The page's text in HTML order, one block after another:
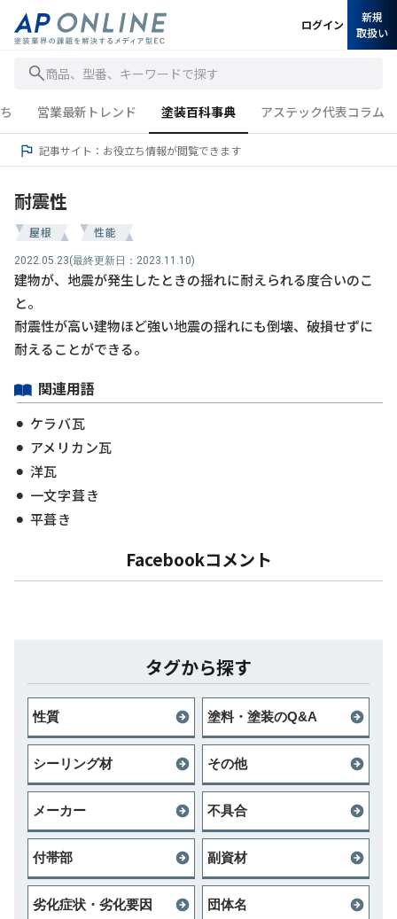
商品、型番、キーワードで探す
ログイン
新規
取扱い
営業最新トレンド 塗装百科事典 アステック代表コラム
記事サイト：お役立ち情報が閲覧できます
耐震性
屋根 性能
2022.05.23(最終更新日：2023.11.10)
建物が、地震が発生したときの揺れに耐えられる度合いのこ
と。
耐震性が高い建物ほど強い地震の揺れにも倒壊、破損せずに
耐えることができる。
関連用語
ケラバ瓦
アメリカン瓦
洋瓦
一文字葺き
平葺き
Facebookコメント
タグから探す
性質 塗料・塗装のQ&A
シーリング材 その他
メーカー 不具合
付帯部 副資材
劣化症状・劣化要因 団体名